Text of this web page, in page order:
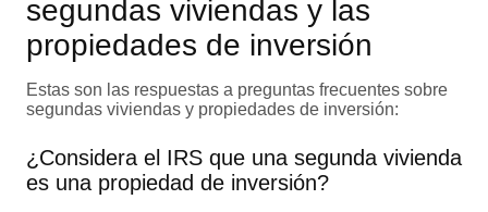
segundas viviendas y las
propiedades de inversión
Estas son las respuestas a preguntas frecuentes sobre
segundas viviendas y propiedades de inversión:
¿Considera el IRS que una segunda vivienda
es una propiedad de inversión?